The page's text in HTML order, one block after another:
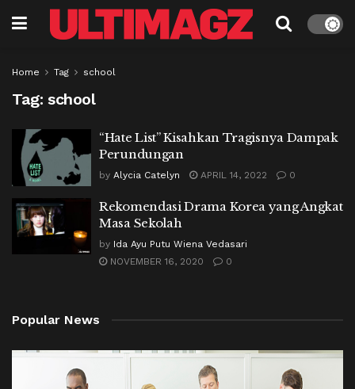
Home Tag school
Tag: school
“Hate List” Kisahkan Tragisnya Dampak
Perundungan
by Alycia Catelyn APRIL 14, 2022 0
Rekomendasi Drama Korea yang Angkat
Masa Sekolah
by Ida Ayu Putu Wiena Vedasari
NOVEMBER 16, 2020
0
Popular News